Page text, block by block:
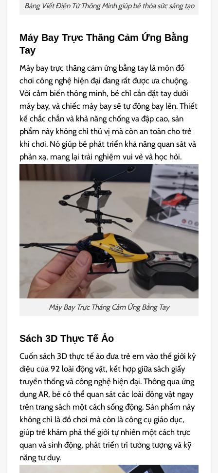
Bảng Viết Điện Tử Thông Minh giúp bé thỏa sức sáng tạo
Máy Bay Trực Thăng Cảm Ứng Bằng
Tay
Máy bay trực thăng cảm ứng bằng tay là món đồ
chơi công nghệ hiện đại đang rất được ưa chuộng.
Với cảm biến thông minh, bé chỉ cần đặt tay dưới
máy bay, và chiếc máy bay sẽ tự động bay lên. Thiết
kế chắc chắn và khả năng chống va đập cao, sản
phẩm này không chỉ thú vị mà còn an toàn cho trẻ
khi chơi. Nó giúp bé phát triển khả năng quan sát và
phản xạ, mang lại trải nghiệm vui vẻ và học hỏi.
Máy Bay Trực Thăng Cảm Ứng Bằng Tay
Sách 3D Thực Tế Ảo
Cuốn sách 3D thực tế ảo đưa trẻ em vào thế giới kỳ
diệu của 92 loài động vật, kết hợp giữa sách giấy
truyền thống và công nghệ hiện đại. Thông qua ứng
dụng AR, bé có thể quan sát các loài động vật ngay
trên trang sách một cách sống động. Sản phẩm này
không chỉ là đồ chơi mà còn là công cụ giáo dục,
giúp trẻ khám phá thế giới tự nhiên một cách trực
quan và sinh động, phát triển trí tưởng tượng và kỹ
năng tư duy.